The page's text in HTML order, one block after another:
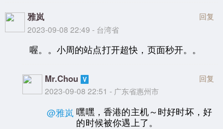
雅岚
2023-09-08 22:49 - 台湾省
回复
喔。。小周的站点打开超快，页面秒开。。
Mr.Chou
2023-09-08 22:51 - 广东省惠州市
回复
@雅岚 嘿嘿，香港的主机～时好时坏，好
的时候被你遇上了。